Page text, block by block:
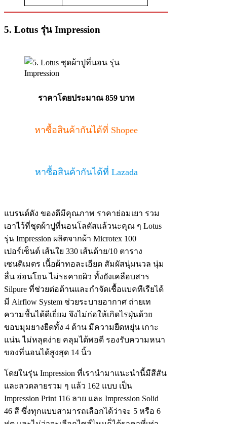
5. Lotus รุ่น Impression
ราคาโดยประมาณ 859 บาท
หาซื้อสินค้ากันได้ที่ Shopee
หาซื้อสินค้ากันได้ที่ Lazada
แบรนด์ดัง ของดีมีคุณภาพ ราคาย่อมเยา รวม
เอาไว้ที่ชุดผ้าปูที่นอนโลตัสแล้วนะคุณ ๆ Lotus
รุ่น Impression ผลิตจากผ้า Microtex 100
เปอร์เซ็นต์ เส้นใย 330 เส้นด้าย/10 ตาราง
เซนติเมตร เนื้อผ้าทอละเอียด สัมผัสนุ่มนวล นุ่ม
ลื่น อ่อนโยน ไม่ระคายผิว ทั้งยังเคลือบสาร
Silpure ที่ช่วยต่อต้านและกำจัดเชื้อแบคทีเรียได้
มี Airflow System ช่วยระบายอากาศ ถ่ายเท
ความชื้นได้ดีเยี่ยม จึงไม่ก่อให้เกิดไรฝุ่นด้วย
ขอบมุมยางยืดทั้ง 4 ด้าน มีความยืดหยุ่น เกาะ
แน่น ไม่หลุดง่าย คลุมได้พอดี รองรับความหนา
ของที่นอนได้สูงสุด 14 นิ้ว
โดยในรุ่น Impression ที่เรานำมาแนะนำนี้มีสีสัน
และลวดลายรวม ๆ แล้ว 162 แบบ เป็น
Impression Print 116 ลาย และ Impression Solid
46 สี ซึ่งทุกแบบสามารถเลือกได้ว่าจะ 5 หรือ 6